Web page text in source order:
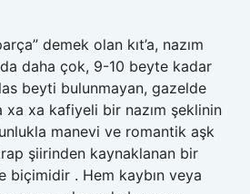
demek olan kıt’a, nazım
daha çok, 9-10 beyte kadar
beyti bulunmayan, gazelde
xa kafiyeli bir nazım şeklinin
manevi ve romantik aşk
şiirinden kaynaklanan bir
biçimidir . Hem kaybın veya